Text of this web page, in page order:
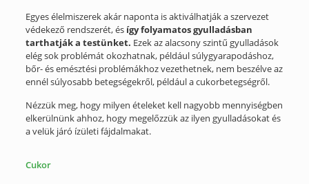
Egyes élelmiszerek akár naponta is aktiválhatják a szervezet
védekező rendszerét, és így folyamatos gyulladásban
tarthatják a testünket. Ezek az alacsony szintű gyulladások
elég sok problémát okozhatnak, például súlygyarapodáshoz,
bőr- és emésztési problémákhoz vezethetnek, nem beszélve az
ennél súlyosabb betegségekről, például a cukorbetegségről.
Nézzük meg, hogy milyen ételeket kell nagyobb mennyiségben
elkerülnünk ahhoz, hogy megelőzzük az ilyen gyulladásokat és
a velük járó ízületi fájdalmakat.
Cukor